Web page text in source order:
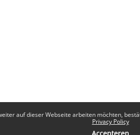
auf dieser Webseite arbeiten möchten,
Privacy Policy